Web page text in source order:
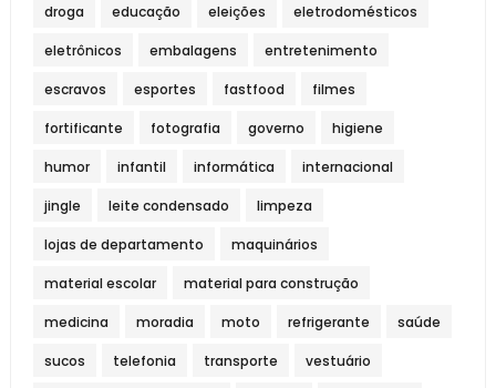
droga educação eleições eletrodomésticos
eletrônicos embalagens entretenimento
escravos esportes fastfood filmes
fortificante fotografia governo higiene
humor infantil informática internacional
jingle leite condensado limpeza
lojas de departamento maquinários
material escolar material para construção
medicina moradia moto refrigerante saúde
sucos telefonia transporte vestuário